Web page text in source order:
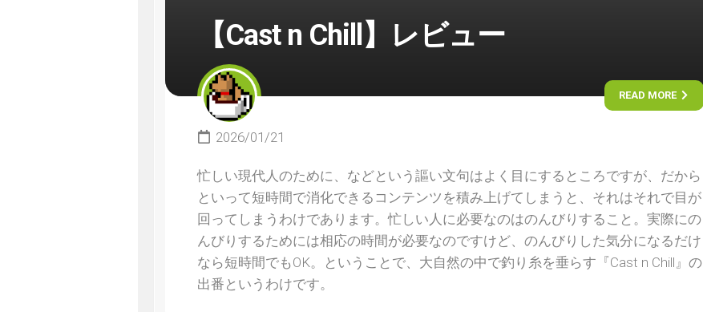
【Cast n Chill】レビュー
READ MORE
2026/01/21
忙しい現代人のために、などという謳い文句はよく目にするところですが、だから
といって短時間で消化できるコンテンツを積み上げてしまうと、それはそれで目が
回ってしまうわけであります。忙しい人に必要なのはのんびりすること。実際にの
んびりするためには相応の時間が必要なのですけど、のんびりした気分になるだけ
なら短時間でもOK。ということで、大自然の中で釣り糸を垂らす『Cast n Chill』の
出番というわけです。